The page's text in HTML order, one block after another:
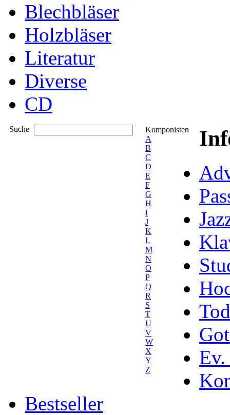
Blechbläser
Holzbläser
Literatur
Diverse
CD
Suche
Komponisten
A
B
C
D
E
F
G
H
I
J
K
L
M
N
O
P
Q
R
S
T
U
V
W
X
Y
Z
Ev.
Bestseller